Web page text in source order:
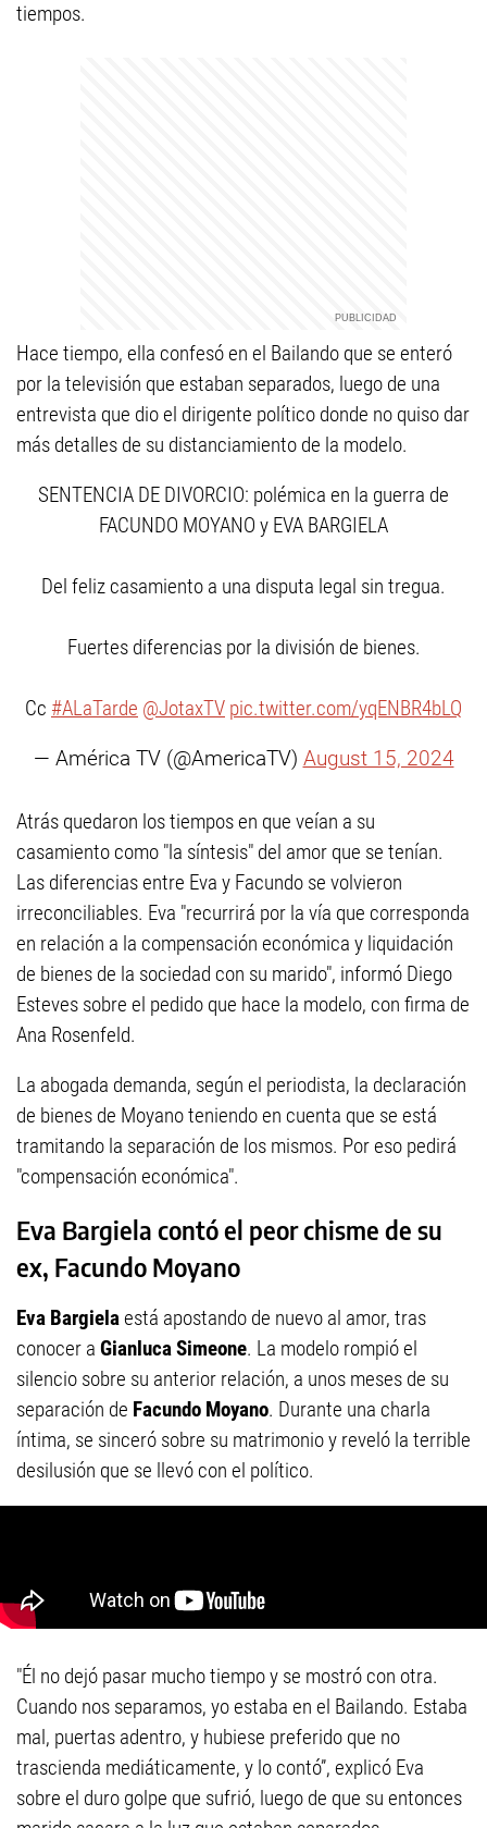
tiempos.
Hace tiempo, ella confesó en el Bailando que se enteró
por la televisión que estaban separados, luego de una
entrevista que dio el dirigente político donde no quiso dar
más detalles de su distanciamiento de la modelo.
SENTENCIA DE DIVORCIO: polémica en la guerra de
FACUNDO MOYANO y EVA BARGIELA
Del feliz casamiento a una disputa legal sin tregua.
Fuertes diferencias por la división de bienes.
Cc #ALaTarde @JotaxTV pic.twitter.com/yqENBR4bLQ
— América TV (@AmericaTV) August 15, 2024
Atrás quedaron los tiempos en que veían a su
casamiento como "la síntesis" del amor que se tenían.
Las diferencias entre Eva y Facundo se volvieron
irreconciliables. Eva "recurrirá por la vía que corresponda
en relación a la compensación económica y liquidación
de bienes de la sociedad con su marido", informó Diego
Esteves sobre el pedido que hace la modelo, con firma de
Ana Rosenfeld.
La abogada demanda, según el periodista, la declaración
de bienes de Moyano teniendo en cuenta que se está
tramitando la separación de los mismos. Por eso pedirá
"compensación económica".
Eva Bargiela contó el peor chisme de su
ex, Facundo Moyano
Eva Bargielaestá apostando de nuevo al amor, tras
conocer a Gianluca Simeone. La modelo rompió el
silencio sobre su anterior relación, a unos meses de su
separación de Facundo Moyano. Durante una charla
íntima, se sinceró sobre su matrimonio y reveló la terrible
desilusión que se llevó con el político.
"Él no dejó pasar mucho tiempo y se mostró con otra.
Cuando nos separamos, yo estaba en el Bailando. Estaba
mal, puertas adentro, y hubiese preferido que no
trascienda mediáticamente, y lo contó”, explicó Eva
sobre el duro golpe que sufrió, luego de que su entonces